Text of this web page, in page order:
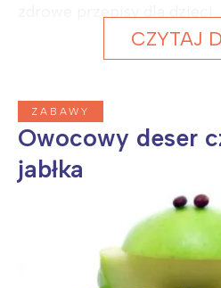
CZYTAJ
ZABAWY
Owocowy deser
jabłka